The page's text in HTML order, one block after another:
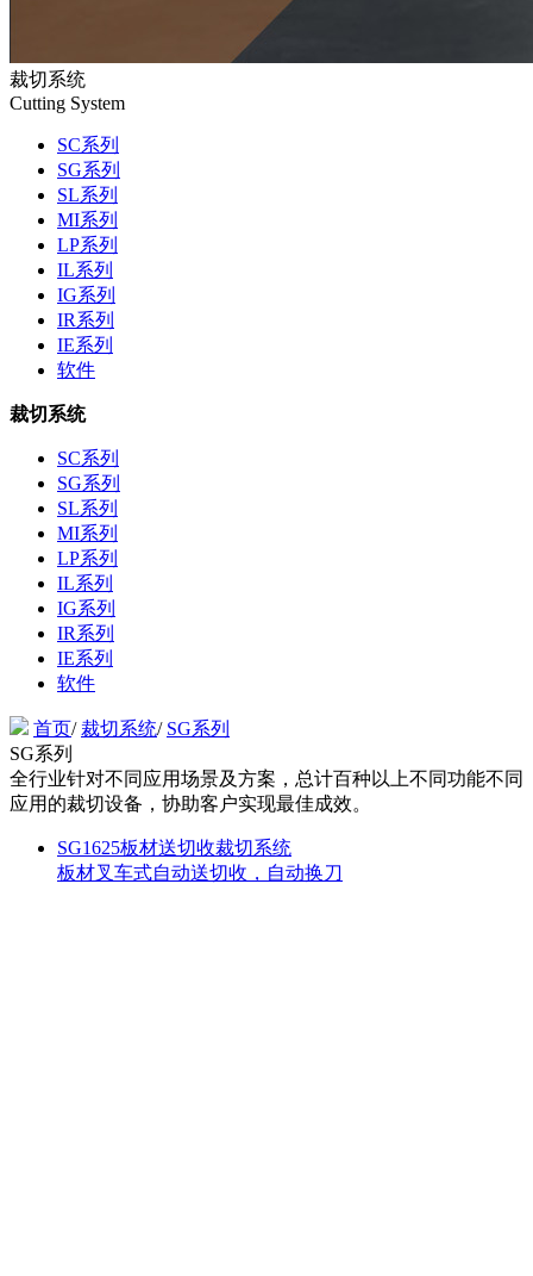
裁切系统
Cutting System
SC系列
SG系列
SL系列
MI系列
LP系列
IL系列
IG系列
IR系列
IE系列
软件
裁切系统
SC系列
SG系列
SL系列
MI系列
LP系列
IL系列
IG系列
IR系列
IE系列
软件
首页/裁切系统/ SG系列
SG系列
全行业针对不同应用场景及方案，总计百种以上不同功能不同
应用的裁切设备，协助客户实现最佳成效。
SG1625板材送切收裁切系统
板材叉车式自动送切收，自动换刀